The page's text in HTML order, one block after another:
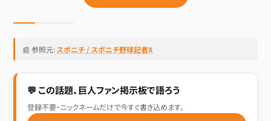
📰 参照元:スポニチ / スポニチ野球記者X
💬 この話題、巨人ファン掲示板で語ろう
登録不要・ニックネームだけで今すぐ書き込めます。